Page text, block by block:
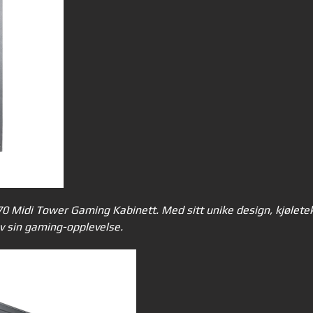
Midi Tower Gaming Kabinett. Med sitt unike design,
sin gaming-opplevelse.